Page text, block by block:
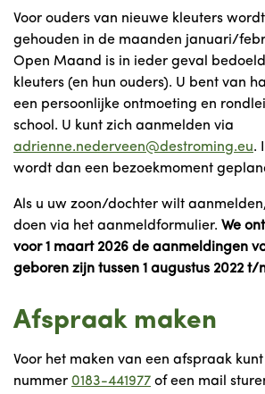
Voor ouders van nieuwe kleuters
gehouden in de maanden januari/
Open Maand is in ieder geval
kleuters (en hun ouders). U bent van
een persoonlijke ontmoeting en
school. U kunt zich aanmelden via
adrienne.nederveen@destroming.eu.
wordt dan een bezoekmoment
Als u uw zoon/dochter wilt
doen via het aanmeldformulier. We
voor 1 maart 2026 de aanmeldingen
geboren zijn tussen 1 augustus 2022 t/
Afspraak maken
Voor het maken van een afspraak
nummer 0183-441977 of een mail